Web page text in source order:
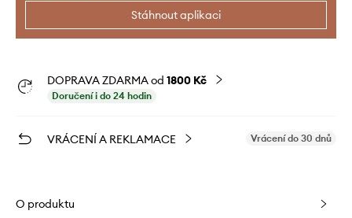
Stáhnout aplikaci
DOPRAVA ZDARMA od 1800 Kč
Doručení i do 24 hodin
VRÁCENÍ A REKLAMACE Vrácení do 30 dnů
O produktu